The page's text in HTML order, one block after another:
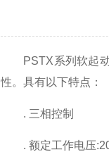
PSTX系列软起动
性。具有以下特点：
. 三相控制
. 额定工作电压